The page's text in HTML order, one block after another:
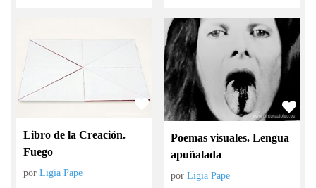
Libro de la Creación.
Fuego
porLigia Pape
Poemas visuales. Lengua
apuñalada
porLigia Pape